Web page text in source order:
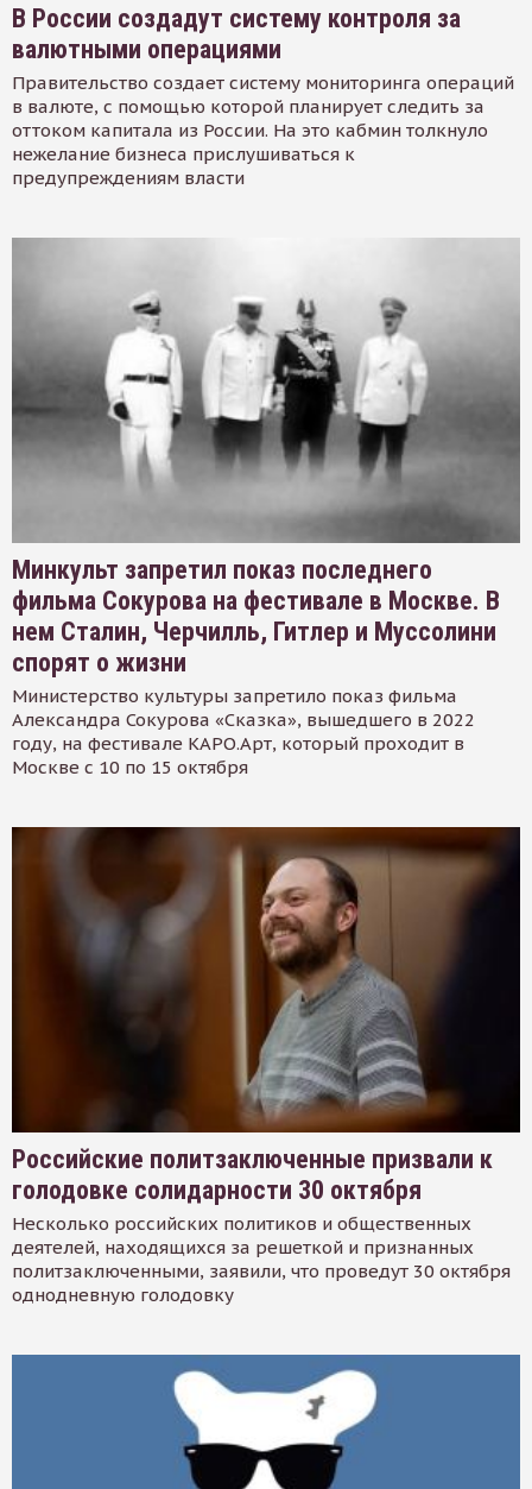
В России создадут систему контроля за
валютными операциями
Правительство создает систему мониторинга операций
в валюте, с помощью которой планирует следить за
оттоком капитала из России. На это кабмин толкнуло
нежелание бизнеса прислушиваться к
предупреждениям власти
Минкульт запретил показ последнего
фильма Сокурова на фестивале в Москве. В
нем Сталин, Черчилль, Гитлер и Муссолини
спорят о жизни
Министерство культуры запретило показ фильма
Александра Сокурова «Сказка», вышедшего в 2022
году, на фестивале КАРО.Арт, который проходит в
Москве с 10 по 15 октября
Российские политзаключенные призвали к
голодовке солидарности 30 октября
Несколько российских политиков и общественных
деятелей, находящихся за решеткой и признанных
политзаключенными, заявили, что проведут 30 октября
однодневную голодовку